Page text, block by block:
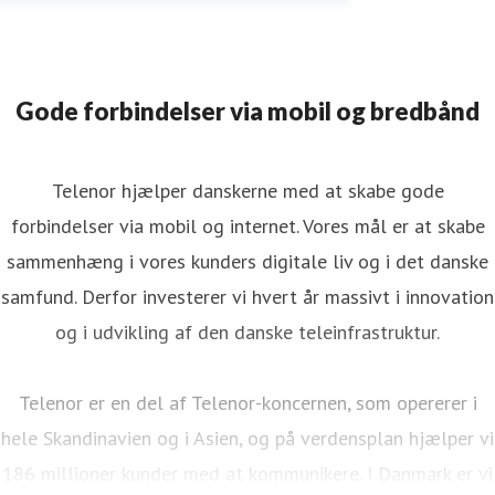
Gode forbindelser via mobil og bredbånd
Telenor hjælper danskerne med at skabe gode
forbindelser via mobil og internet. Vores mål er at skabe
sammenhæng i vores kunders digitale liv og i det danske
samfund. Derfor investerer vi hvert år massivt i innovation
og i udvikling af den danske teleinfrastruktur.
Telenor er en del af Telenor-koncernen, som opererer i
hele Skandinavien og i Asien, og på verdensplan hjælper vi
186 millioner kunder med at kommunikere. I Danmark er vi